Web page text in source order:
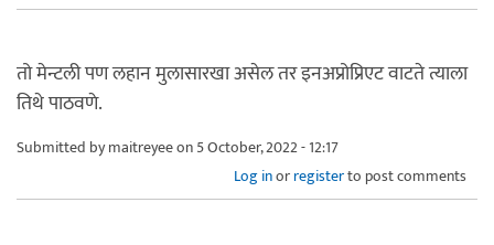
तो मेन्टली पण लहान मुलासारखा असेल तर इनअप्रोप्रिएट वाटते त्याला
तिथे पाठवणे.
Submitted bymaitreyeeon 5 October, 2022 - 12:17
Log inorregisterto post comments